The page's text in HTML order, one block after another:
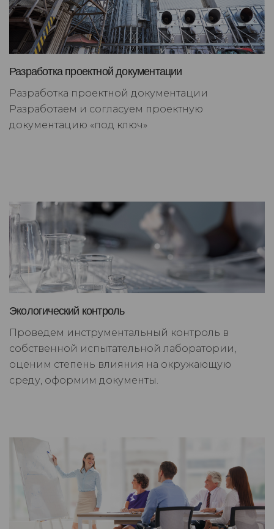
Разработка проектной документации
Разработка проектной документации
Разработаем и согласуем проектную
документацию «под ключ»
Экологический контроль
Проведем инструментальный контроль в
собственной испытательной лаборатории,
оценим степень влияния на окружающую
среду, оформим документы.